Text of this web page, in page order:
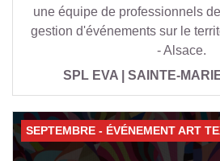
une équipe de professionnels
gestion d'événements sur le
- Alsace.
SPL EVA | SAINTE-
SEPTEMBRE - ÉVÉNEMENT ART